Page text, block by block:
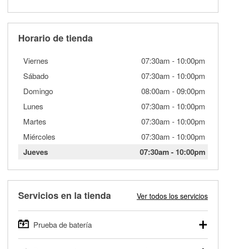
Horario de tienda
Viernes 07:30am - 10:00pm
Sábado
07:30am - 10:00pm
Domingo
08:00am -09:00pm
Lunes
07:30am - 10:00pm
Martes
07:30am - 10:00pm
Miércoles
07:30am - 10:00pm
Jueves 07:30am- 10:00pm
Servicios en la tienda Ver todos los servicios
Prueba de batería